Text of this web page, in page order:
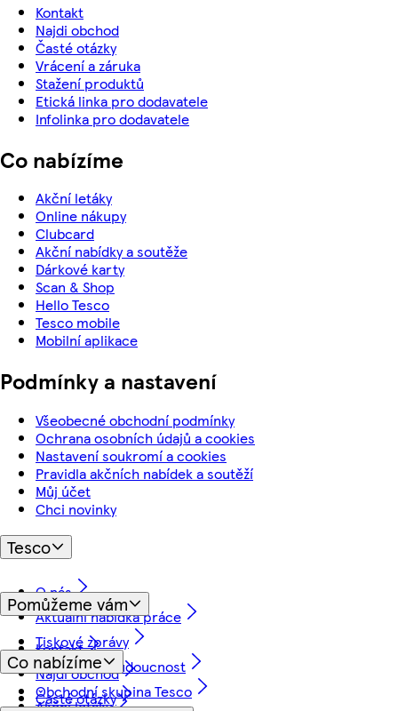
Kontakt
Najdi obchod
Časté otázky
Vrácení a záruka
Stažení produktů
Etická linka pro dodavatele
Infolinka pro dodavatele
Co nabízíme
Akční letáky
Online nákupy
Clubcard
Akční nabídky a soutěže
Dárkové karty
Scan & Shop
Hello Tesco
Tesco mobile
Mobilní aplikace
Podmínky a nastavení
Všeobecné obchodní podmínky
Ochrana osobních údajů a cookies
Nastavení soukromí a cookies
Pravidla akčních nabídek a soutěží
Můj účet
Chci novinky
Tesco
O nás
Aktuální nabídka práce
Tiskové zprávy
Myslíme na budoucnost
Obchodní skupina Tesco
Pomůžeme vám
Kontakt
Najdi obchod
Časté otázky
Co nabízíme
Akční letáky